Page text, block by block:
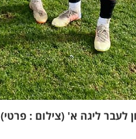
לעבר ליגה א' (צילום : פרטי)